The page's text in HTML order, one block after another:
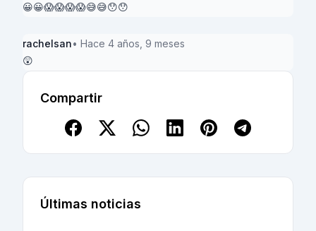
😀😀😱😱😱😱😅😅😯😯
rachelsan• Hace 4 años, 9 meses
😲
Compartir
Últimas noticias